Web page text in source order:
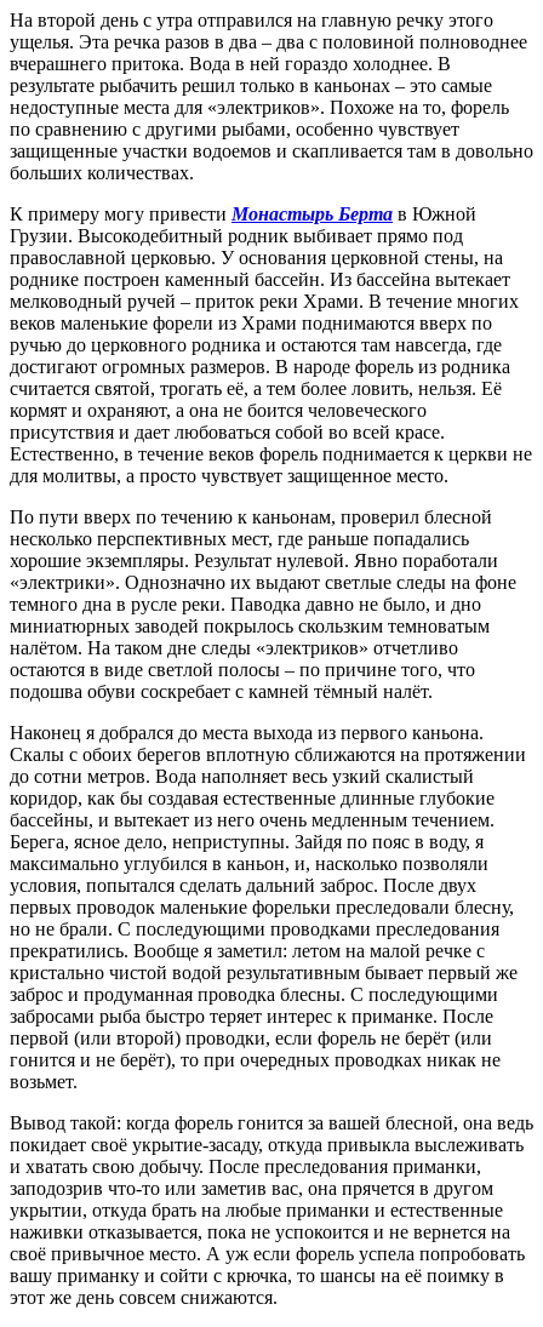
На второй день с утра отправился на главную речку этого
ущелья. Эта речка разов в два – два с половиной полноводнее
вчерашнего притока. Вода в ней гораздо холоднее. В
результате рыбачить решил только в каньонах – это самые
недоступные места для «электриков». Похоже на то, форель
по сравнению с другими рыбами, особенно чувствует
защищенные участки водоемов и скапливается там в довольно
больших количествах.
К примеру могу привести Монастырь Берта в Южной
Грузии. Высокодебитный родник выбивает прямо под
православной церковью. У основания церковной стены, на
роднике построен каменный бассейн. Из бассейна вытекает
мелководный ручей – приток реки Храми. В течение многих
веков маленькие форели из Храми поднимаются вверх по
ручью до церковного родника и остаются там навсегда, где
достигают огромных размеров. В народе форель из родника
считается святой, трогать её, а тем более ловить, нельзя. Её
кормят и охраняют, а она не боится человеческого
присутствия и дает любоваться собой во всей красе.
Естественно, в течение веков форель поднимается к церкви не
для молитвы, а просто чувствует защищенное место.
По пути вверх по течению к каньонам, проверил блесной
несколько перспективных мест, где раньше попадались
хорошие экземпляры. Результат нулевой. Явно поработали
«электрики». Однозначно их выдают светлые следы на фоне
темного дна в русле реки. Паводка давно не было, и дно
миниатюрных заводей покрылось скользким темноватым
налётом. На таком дне следы «электриков» отчетливо
остаются в виде светлой полосы – по причине того, что
подошва обуви соскребает с камней тёмный налёт.
Наконец я добрался до места выхода из первого каньона.
Скалы с обоих берегов вплотную сближаются на протяжении
до сотни метров. Вода наполняет весь узкий скалистый
коридор, как бы создавая естественные длинные глубокие
бассейны, и вытекает из него очень медленным течением.
Берега, ясное дело, неприступны. Зайдя по пояс в воду, я
максимально углубился в каньон, и, насколько позволяли
условия, попытался сделать дальний заброс. После двух
первых проводок маленькие форельки преследовали блесну,
но не брали. С последующими проводками преследования
прекратились. Вообще я заметил: летом на малой речке с
кристально чистой водой результативным бывает первый же
заброс и продуманная проводка блесны. С последующими
забросами рыба быстро теряет интерес к приманке. После
первой (или второй) проводки, если форель не берёт (или
гонится и не берёт), то при очередных проводках никак не
возьмет.
Вывод такой: когда форель гонится за вашей блесной, она ведь
покидает своё укрытие-засаду, откуда привыкла выслеживать
и хватать свою добычу. После преследования приманки,
заподозрив что-то или заметив вас, она прячется в другом
укрытии, откуда брать на любые приманки и естественные
наживки отказывается, пока не успокоится и не вернется на
своё привычное место. А уж если форель успела попробовать
вашу приманку и сойти с крючка, то шансы на её поимку в
этот же день совсем снижаются.